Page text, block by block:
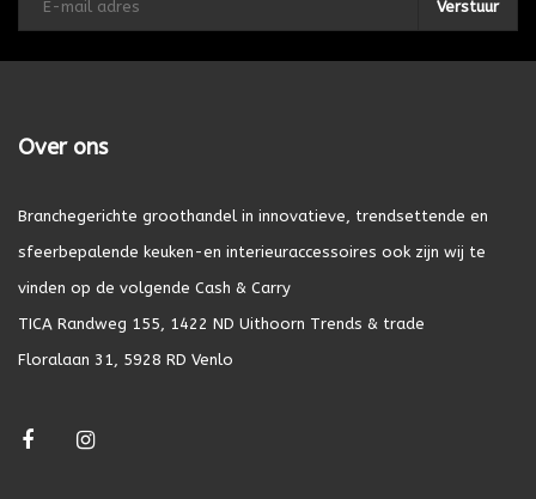
Verstuur
Over ons
Branchegerichte groothandel in innovatieve, trendsettende en
sfeerbepalende keuken-en interieuraccessoires ook zijn wij te
vinden op de volgende Cash & Carry
TICA Randweg 155, 1422 ND Uithoorn Trends & trade
Floralaan 31, 5928 RD Venlo